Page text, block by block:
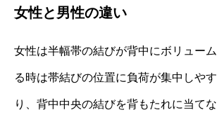
女性と男性の違い
女性は半幅帯の結びが背中にボリュー
る時は帯結びの位置に負荷が集中しや
り、背中中央の結びを背もたれに当て